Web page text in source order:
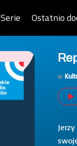
Serie Ostatnio
w